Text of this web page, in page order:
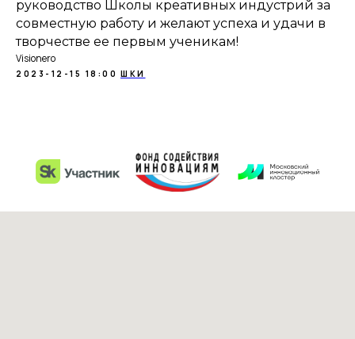
руководство Школы креативных индустрий за
совместную работу и желают успеха и удачи в
творчестве ее первым ученикам!
Visionero
2023-12-15 18:00 ШКИ